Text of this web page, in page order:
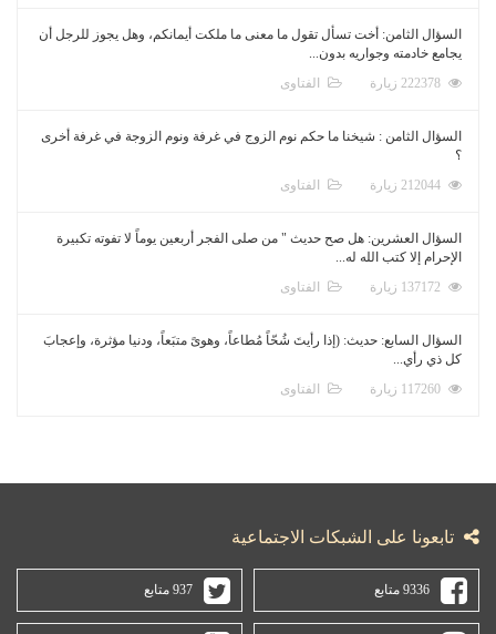
السؤال الثامن: أخت تسأل تقول ما معنى ما ملكت أيمانكم، وهل يجوز للرجل أن
يجامع خادمته وجواريه بدون...
الفتاوى
السؤال الثامن : شيخنا ما حكم نوم الزوج في غرفة ونوم الزوجة في غرفة أخرى
؟
الفتاوى
السؤال العشرين: هل صح حديث " من صلى الفجر أربعين يوماً لا تفوته تكبيرة
الإحرام إلا كتب الله له...
الفتاوى
السؤال السابع: حديث: (إذا رأيتَ شُحّاً مُطاعاً، وهوىً متبَعاً، ودنيا مؤثرة، وإعجابَ
كل ذي رأي...
الفتاوى
تابعونا على الشبكات الاجتماعية
9336 متابع 937 متابع